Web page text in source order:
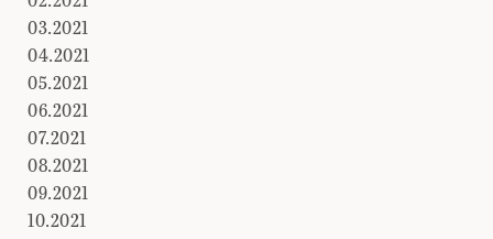
03.2021
04.2021
05.2021
06.2021
07.2021
08.2021
09.2021
10.2021